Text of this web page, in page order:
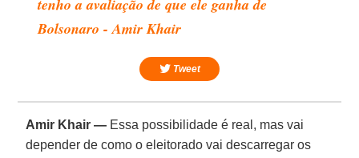
tenho a avaliação de que ele ganha de
Bolsonaro - Amir Khair
Tweet
Amir Khair — Essa possibilidade é real, mas vai
depender de como o eleitorado vai descarregar os